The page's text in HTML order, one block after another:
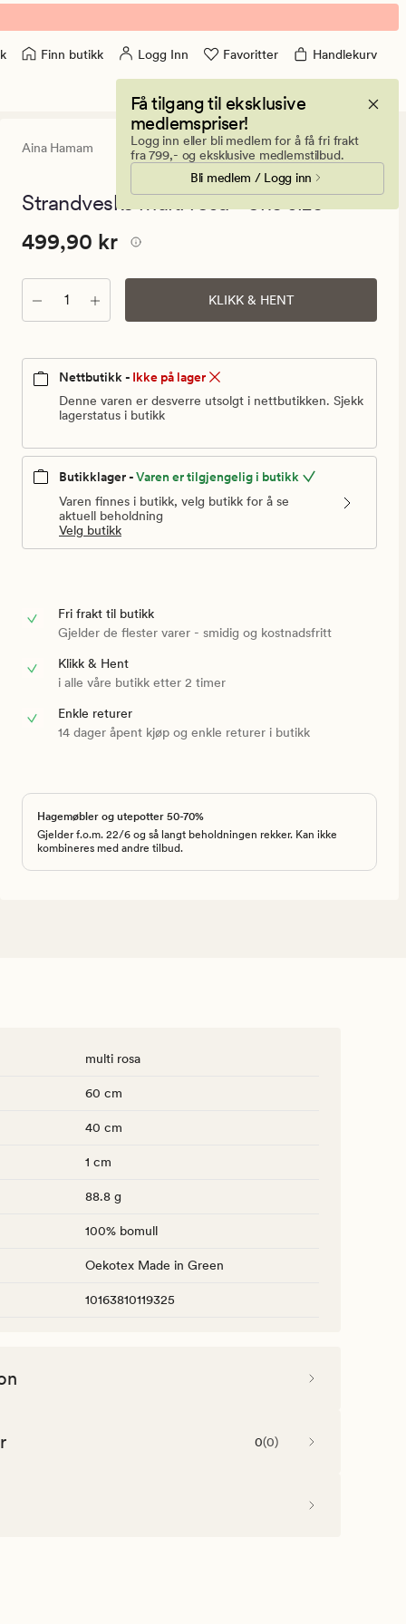
Finn butikk Logg Inn Favoritter Handlekurv
Få tilgang til eksklusive
medlemspriser!
Logg inn eller bli medlem for å få fri frakt
fra 799,- og eksklusive medlemstilbud.
Bli medlem / Logg inn
Aina Hamam
0
en
0
Strandveske multi rosa - one size
Pris
499,90
kr.
Vanlig
pris
kr
Pris 499,90 kr
499,90 kr
Antall KLIKK & HENT
Nettbutikk - Ikke på lager
Denne varen er desverre utsolgt i nettbutikken. Sjekk
lagerstatus i butikk
Butikklager -Varen er tilgjengelig i butikk
Varen finnes i butikk, velg butikk for å se
aktuell beholdning
Velg butikk
Fri frakt til butikk
Gjelder de flester varer - smidig og kostnadsfritt
Klikk & Hent
i alle våre butikk etter 2 timer
Enkle returer
14 dager åpent kjøp og enkle returer i butikk
Hagemøbler og utepotter 50-70%
Gjelder f.o.m. 22/6 og så langt beholdningen rekker. Kan ikke
kombineres med andre tilbud.
multi rosa
60 cm
40 cm
1 cm
88.8 g
100% bomull
Oekotex Made in Green
10163810119325
0(0)